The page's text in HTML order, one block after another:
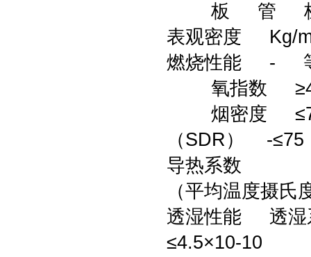
板 管
表观密度
燃烧性能 -
氧指数
烟密度 ≤70
（SDR） -≤75
导热系数
（平均温度摄
透湿性能 透湿
≤4.5×10-10